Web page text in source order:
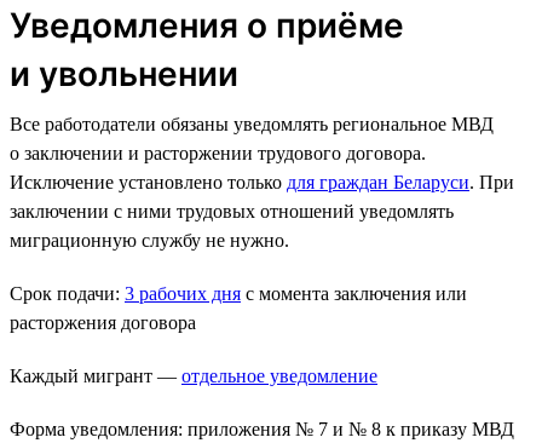
Уведомления о приёме
и увольнении
Все работодатели обязаны уведомлять региональное МВД
о заключении и расторжении трудового договора.
Исключение установлено только для граждан Беларуси. При
заключении с ними трудовых отношений уведомлять
миграционную службу не нужно.
Срок подачи: 3 рабочих дня с момента заключения или
расторжения договора
Каждый мигрант — отдельное уведомление
Форма уведомления: приложения № 7 и № 8 к приказу МВД